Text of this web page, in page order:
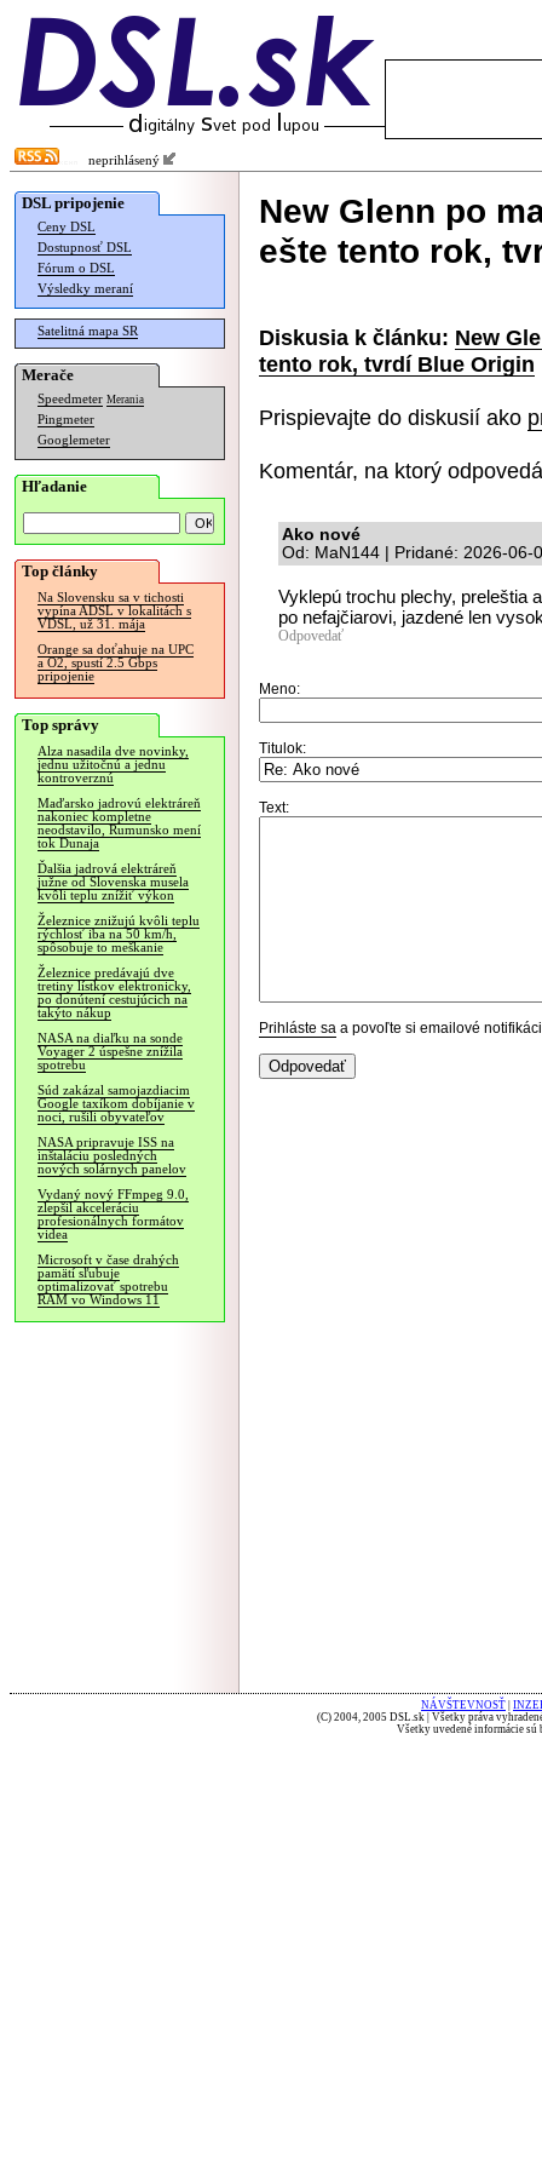
neprihlásený
DSL pripojenie
Ceny DSL
Dostupnosť DSL
Fórum o DSL
Výsledky meraní
Satelitná mapa SR
Merače
Speedmeter Merania
Pingmeter
Googlemeter
Hľadanie
Top články
Na Slovensku sa v tichosti
vypína ADSL v lokalitách s
VDSL, už 31. mája
Orange sa doťahuje na UPC
a O2, spustí 2.5 Gbps
pripojenie
Top správy
Alza nasadila dve novinky,
jednu užitočnú a jednu
kontroverznú
Maďarsko jadrovú elektráreň
nakoniec kompletne
neodstavilo, Rumunsko mení
tok Dunaja
Ďalšia jadrová elektráreň
južne od Slovenska musela
kvôli teplu znížiť výkon
Železnice znižujú kvôli teplu
rýchlosť iba na 50 km/h,
spôsobuje to meškanie
Železnice predávajú dve
tretiny lístkov elektronicky,
po donútení cestujúcich na
takýto nákup
NASA na diaľku na sonde
Voyager 2 úspešne znížila
spotrebu
Súd zakázal samojazdiacim
Google taxíkom dobíjanie v
noci, rušili obyvateľov
NASA pripravuje ISS na
inštaláciu posledných
nových solárnych panelov
Vydaný nový FFmpeg 9.0,
zlepšil akceleráciu
profesionálnych formátov
videa
Microsoft v čase drahých
pamätí sľubuje
optimalizovať spotrebu
RAM vo Windows 11
New Glenn po
ešte tento rok,
Diskusia k článku: New
tento rok, tvrdí Blue Origin
Prispievajte do diskusií ako
Komentár, na ktorý
Ako nové
Od: MaN144 | Pridané: 2026-06-
Vyklepú trochu plechy, preleštia
po nefajčiarovi, jazdené len
Odpovedať
Meno:
Titulok:
Text:
Prihláste sa a povoľte si emailové
NÁVŠTEVNOSŤ
(C) 2004, 2005 DSL.sk | Všetky práva
Všetky uvedené informácie sú